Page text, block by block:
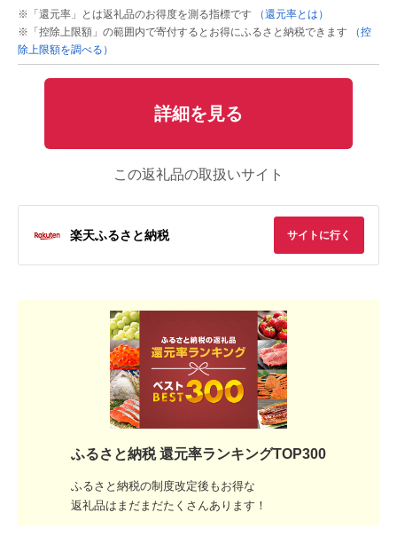
※「還元率」とは返礼品のお得度を測る指標です
（還元率とは）
※「控除上限額」の範囲内で寄付するとお得にふるさと納税できます
（控
除上限額を調べる）
詳細を見る
この返礼品の取扱いサイト
楽天ふるさと納税 サイトに行く
ふるさと納税 還元率ランキングTOP300
ふるさと納税の制度改定後もお得な
返礼品はまだまだたくさんあります！